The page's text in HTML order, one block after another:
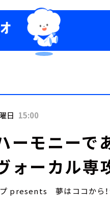
日 15:00
ーモニーで
ォーカル専
presents 夢はココから！